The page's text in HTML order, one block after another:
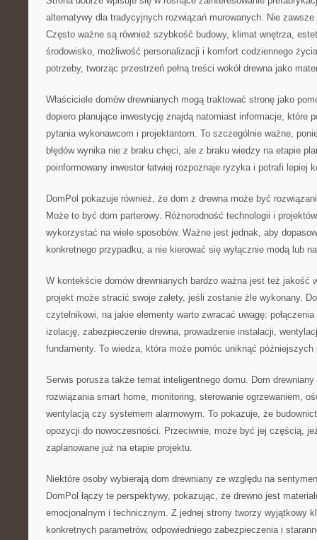
alternatywy dla tradycyjnych rozwiązań murowanych. Nie zawsze
Często ważne są również szybkość budowy, klimat wnętrza,
środowisko, możliwość personalizacji i komfort codziennego
potrzeby, tworząc przestrzeń pełną treści wokół drewna jako
Właściciele domów drewnianych mogą traktować stronę jako
dopiero planujące inwestycję znajdą natomiast informacje, które
pytania wykonawcom i projektantom. To szczególnie ważne,
błędów wynika nie z braku chęci, ale z braku wiedzy na etapie
poinformowany inwestor łatwiej rozpoznaje ryzyka i potrafi lepiej
DomPol pokazuje również, że dom z drewna może być
Może to być dom parterowy. Różnorodność technologii i
wykorzystać na wiele sposobów. Ważne jest jednak, aby
konkretnego przypadku, a nie kierować się wyłącznie modą lub
W kontekście domów drewnianych bardzo ważna jest też jakość
projekt może stracić swoje zalety, jeśli zostanie źle wykonany.
czytelnikowi, na jakie elementy warto zwracać uwagę:
izolację, zabezpieczenie drewna, prowadzenie instalacji,
fundamenty. To wiedza, która może pomóc uniknąć późniejszych
Serwis porusza także temat inteligentnego domu. Dom
rozwiązania smart home, monitoring, sterowanie ogrzewaniem,
wentylacją czy systemem alarmowym. To pokazuje, że
opozycji do nowoczesności. Przeciwnie, może być jej częścią,
zaplanowane już na etapie projektu.
Niektóre osoby wybierają dom drewniany ze względu na
DomPol łączy te perspektywy, pokazując, że drewno jest
emocjonalnym i technicznym. Z jednej strony tworzy wyjątkowy
konkretnych parametrów, odpowiedniego zabezpieczenia i